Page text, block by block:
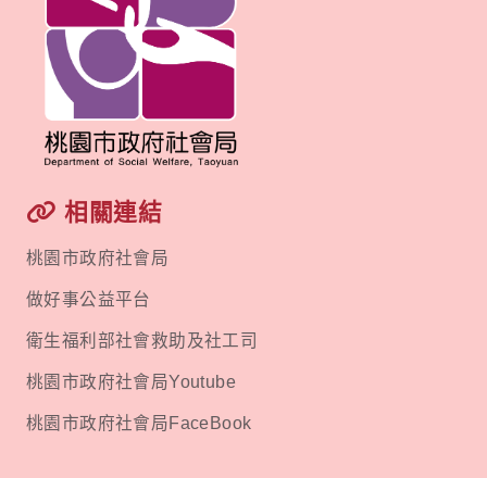
相關連結
桃園市政府社會局
做好事公益平台
衛生福利部社會救助及社工司
桃園市政府社會局Youtube
桃園市政府社會局FaceBook